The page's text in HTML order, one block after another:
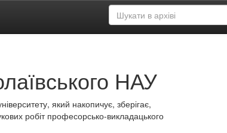
НАУ
який накопичує, зберігає,
робіт професорсько-викладацького